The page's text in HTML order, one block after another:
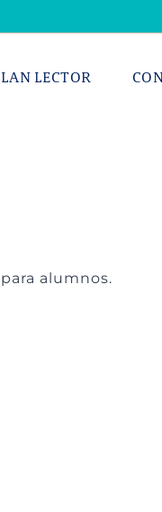
LECTOR
alumnos.